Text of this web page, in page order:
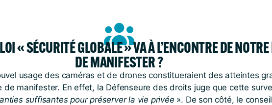
« SÉCURITÉ GLOBALE » VA À L’ENCONTRE DE
DE MANIFESTER ?
usage des caméras et de drones constitueraient des atteintes
manifester. En effet, la Défenseure des droits juge que cette
suffisantes pour préserver la vie privée ». De son côté, le